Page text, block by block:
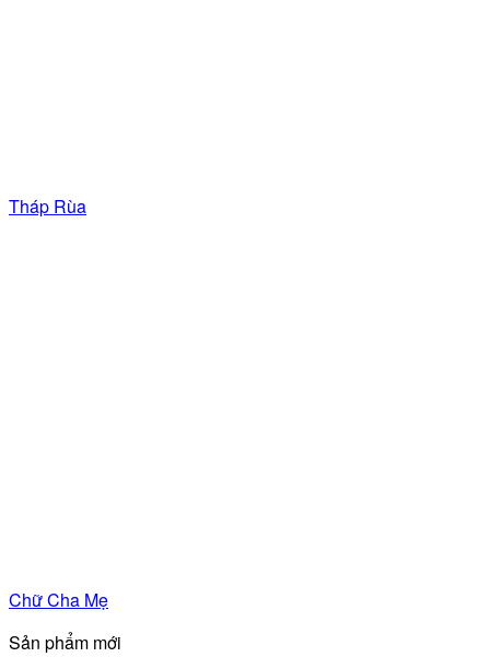
Tháp Rùa
Chữ Cha Mẹ
Sản phẩm mới